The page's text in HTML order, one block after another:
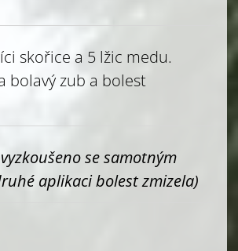
skořice a 5 lžic medu.
bolavý zub a bolest
se samotným
aplikaci bolest zmizela)